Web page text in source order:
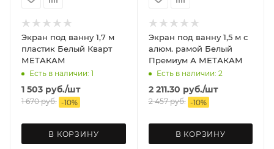
Экран под ванну 1,7 м
пластик Белый Кварт
МЕТАКАМ
Есть в наличии: 1
1 503 руб./шт
1 670руб. -10%
В КОРЗИНУ
Экран под ванну 1,5 м с
алюм. рамой Белый
Премиум А МЕТАКАМ
Есть в наличии: 2
2 211.30 руб./шт
2 457руб. -10%
В КОРЗИНУ